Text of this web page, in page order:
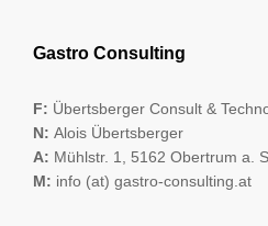
Gastro Consulting
F: Übertsberger Consult &
N: Alois Übertsberger
A: Mühlstr. 1, 5162 Obertrum a.
M: info (at) gastro-consulting.at